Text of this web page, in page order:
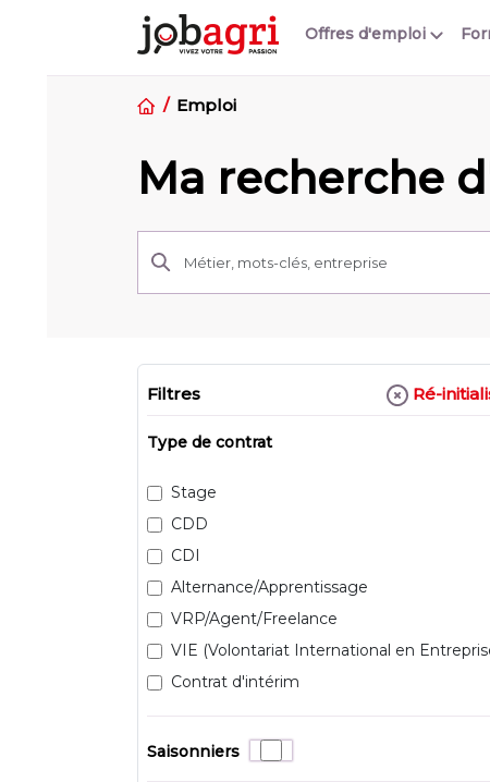
Offres d'emploi
Emploi
Ma recherche
Filtres Ré-
Type de contrat
Stage
CDD
CDI
Alternance/Apprentissage
VRP/Agent/Freelance
VIE (Volontariat International en
Contrat d'intérim
Saisonniers